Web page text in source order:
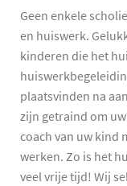
Geen enkele
en huiswerk.
kinderen die het
plaatsvinden na
zijn getraind om
coach van uw kind
werken. Zo is het
veel vrije tijd! Wij